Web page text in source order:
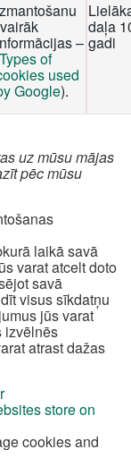
–
Types of
used
Google).
daļa
gadi
uz mūsu mājas
pēc mūsu
laikā savā
varat atcelt doto
savā
visus sīkdatņu
jūs varat
izvēlnēs
atrast dažas
store on
cookies and